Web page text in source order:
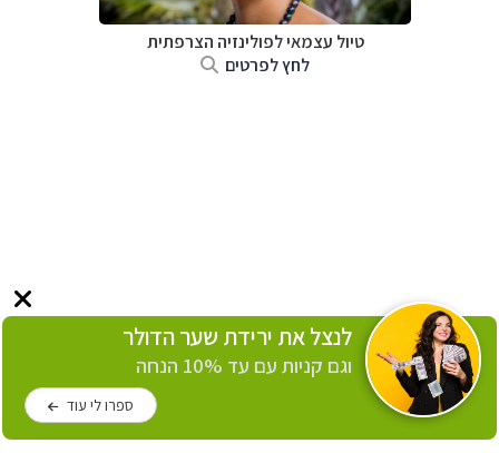
טיול עצמאי לפולינזיה הצרפתית
לחץ לפרטים
לנצל את ירידת שער הדולר
וגם קניות עם עד 10% הנחה
ספרו לי עוד